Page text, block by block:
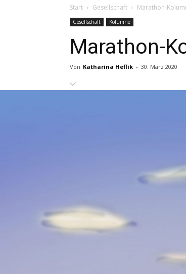
Start Gesellschaft Marathon-
Gesellschaft Kolumne
Marathon-
Von Katharina Heflik - 30. März 2020